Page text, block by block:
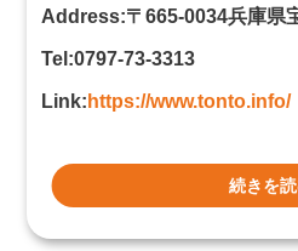
Address:〒665-0034兵庫県
Tel:0797-73-3313
Link: https://www.tonto.info/
続きを